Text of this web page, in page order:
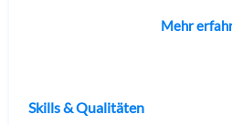
Mehr
Skills & Qualitäten